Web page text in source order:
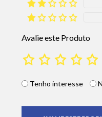
Avalie este Produto
Tenho interesse